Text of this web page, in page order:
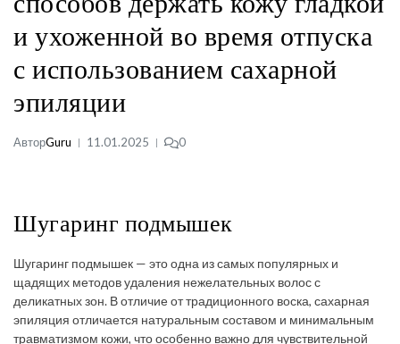
и ухоженной во время отпуска
с использованием сахарной
эпиляции
АвторGuru 11.01.2025 0
Шугаринг подмышек
Шугаринг подмышек — это одна из самых популярных и
щадящих методов удаления нежелательных волос с
деликатных зон. В отличие от традиционного воска, сахарная
эпиляция отличается натуральным составом и минимальным
травматизмом кожи, что особенно важно для чувствительной